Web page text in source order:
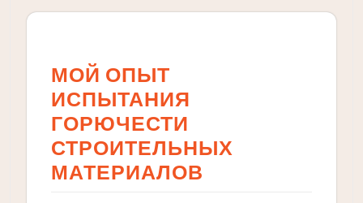
МОЙ ОПЫТ
ИСПЫТАНИЯ
ГОРЮЧЕСТИ
СТРОИТЕЛЬНЫХ
МАТЕРИАЛОВ